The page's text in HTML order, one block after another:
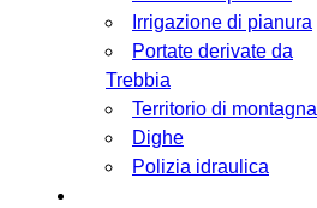
Irrigazione di pianura
Portate derivate da
Trebbia
Territorio di montagna
Dighe
Polizia idraulica